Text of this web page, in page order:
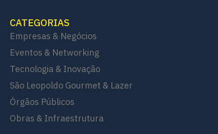
CATEGORIAS
Empresas & Negócios
Eventos & Networking
Tecnologia & Inovação
São Leopoldo Gourmet & Lazer
Órgãos Públicos
Obras & Infraestrutura